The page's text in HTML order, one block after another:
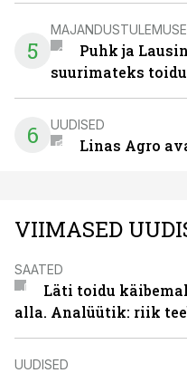
5
Puhk ja
suurimateks
6 UUDISED
Linas Agro
VIIMASED
SAATED
Läti toidu
alla. Analüütik: riik
UUDISED